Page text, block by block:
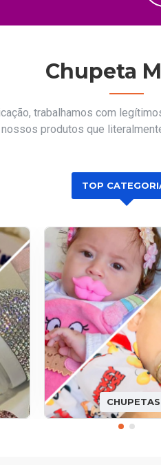
Chupeta
trabalhamos com
produtos que
TOP
CHUPETAS